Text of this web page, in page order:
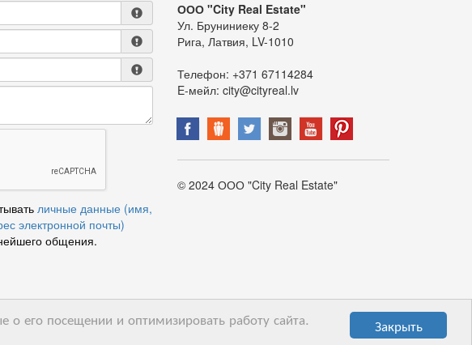
Закрыть
его посещении и оптимизировать работу сайта.
личные данные (имя,
электронной почты)
общения.
ООО "City Real Estate"
Ул. Бруниниеку 8-2
Рига, Латвия, LV-1010
Телефон: +371 67114284
E-мейл: city@cityreal.lv
© 2024 ООО "City Real Estate"